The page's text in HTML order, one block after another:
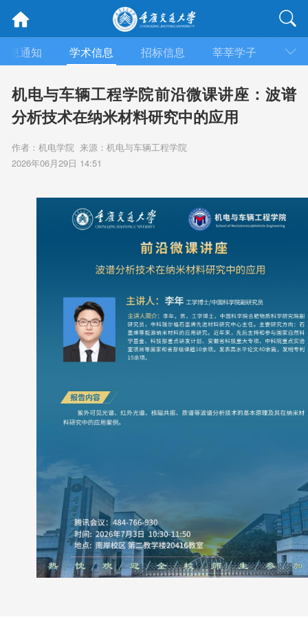
息通知 学术信息 招标信息 莘莘学子 媒
机电与车辆工程学院前沿微课讲座：波谱
分析技术在纳米材料研究中的应用
作者：机电学院 来源：机电与车辆工程学院
2026年06月29日 14:51